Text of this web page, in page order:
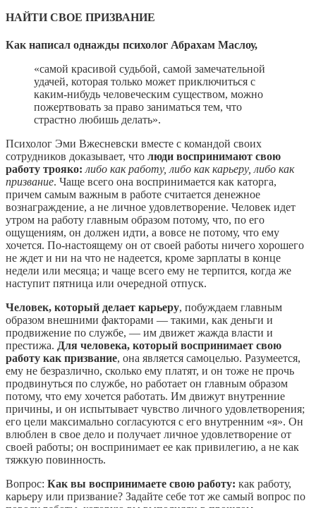
НАЙТИ СВОЕ ПРИЗВАНИЕ
Как написал однажды психолог Абрахам Маслоу,
«самой красивой судьбой, самой замечательной
удачей, которая только может приключиться с
каким-нибудь человеческим существом, можно
пожертвовать за право заниматься тем, что
страстно любишь делать».
Психолог Эми Вжесневски вместе с командой своих
сотрудников доказывает, что люди воспринимают свою
работу трояко: либо как работу, либо как карьеру, либо как
призвание. Чаще всего она воспринимается как каторга,
причем самым важным в работе считается денежное
вознаграждение, а не личное удовлетворение. Человек идет
утром на работу главным образом потому, что, по его
ощущениям, он должен идти, а вовсе не потому, что ему
хочется. По-настоящему он от своей работы ничего хорошего
не ждет и ни на что не надеется, кроме зарплаты в конце
недели или месяца; и чаще всего ему не терпится, когда же
наступит пятница или очередной отпуск.
Человек, который делает карьеру, побуждаем главным
образом внешними факторами — такими, как деньги и
продвижение по службе, — им движет жажда власти и
престижа. Для человека, который воспринимает свою
работу как призвание, она является самоцелью. Разумеется,
ему не безразлично, сколько ему платят, и он тоже не прочь
продвинуться по службе, но работает он главным образом
потому, что ему хочется работать. Им движут внутренние
причины, и он испытывает чувство личного удовлетворения;
его цели максимально согласуются с его внутренним «я». Он
влюблен в свое дело и получает личное удовлетворение от
своей работы; он воспринимает ее как привилегию, а не как
тяжкую повинность.
Вопрос: Как вы воспринимаете свою работу: как работу,
карьеру или призвание? Задайте себе тот же самый вопрос по